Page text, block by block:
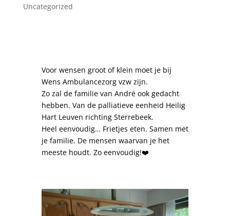
Uncategorized
Voor wensen groot of klein moet je bij
Wens Ambulancezorg vzw zijn.
Zo zal de familie van André ook gedacht
hebben. Van de palliatieve eenheid Heilig
Hart Leuven richting Sterrebeek.
Heel eenvoudig… Frietjes eten. Samen met
je familie. De mensen waarvan je het
meeste houdt. Zo eenvoudig!❤️